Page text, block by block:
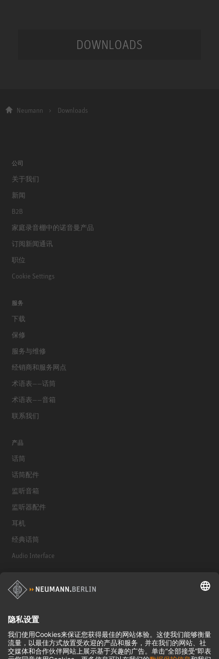
DOWNLOADS
Neumann Downloads
公司
关于我们
新闻
B2B
家庭录音棚中的诺音曼产品
订阅新闻通讯
职位
Cookie Settings
服务
下载
保修
服务与维修
经销商和服务网点
术语表——话筒
术语表——音箱
联系我们
产品
话筒
话筒配件
监听音箱
监听器配件
耳机
经典话筒
Audio Interface